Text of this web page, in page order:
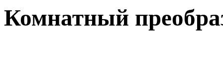
Комнатный